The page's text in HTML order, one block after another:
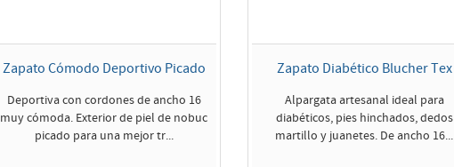
Zapato Cómodo Deportivo Picado
Deportiva con cordones de ancho 16
muy cómoda. Exterior de piel de nobuc
picado para una mejor tr...
Zapato Diabético Blucher Tex
Alpargata artesanal ideal para
diabéticos, pies hinchados, dedos
martillo y juanetes. De ancho 16...